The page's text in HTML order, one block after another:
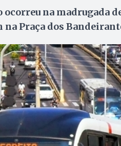
na madrugada
Praça dos